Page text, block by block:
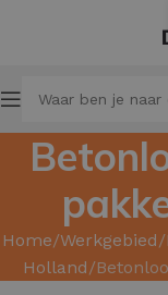
Home Werkgebied
Holland